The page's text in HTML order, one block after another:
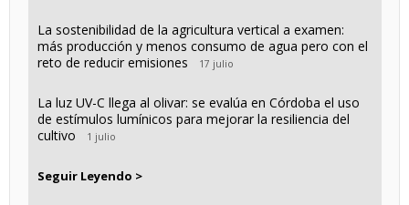
La sostenibilidad de la agricultura vertical a examen:
más producción y menos consumo de agua pero con el
reto de reducir emisiones
17 julio
La luz UV-C llega al olivar: se evalúa en Córdoba el uso
de estímulos lumínicos para mejorar la resiliencia del
cultivo
1 julio
Seguir Leyendo >